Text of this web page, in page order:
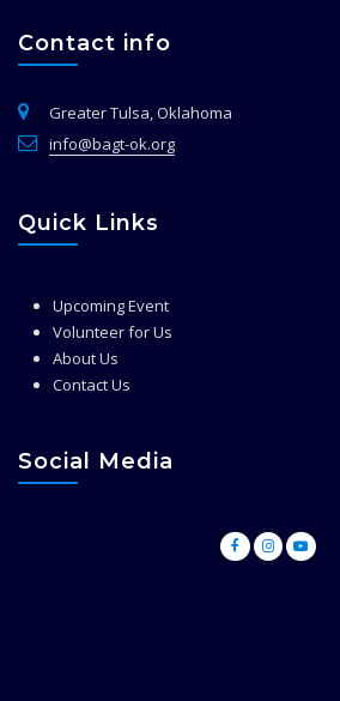
Contact info
Greater Tulsa, Oklahoma
info@bagt-ok.org
Quick Links
Upcoming Event
Volunteer for Us
About Us
Contact Us
Social Media